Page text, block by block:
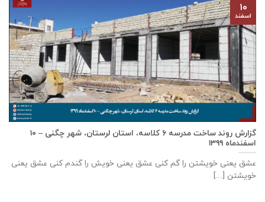
گزارش روند ساخت مدرسه ٦ كلاسه، استان لرستان، شهر چگنی – ۱۰
اسفندماه ۱۳۹۹
عشق يعنی خويشتن را گم كنی عشق يعنی خويش را گندم كنی عشق يعنی
خويشتن [...]
۱۰
اسفند